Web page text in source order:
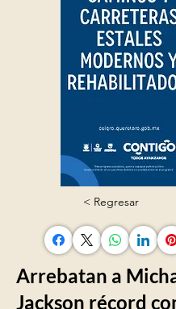
< Regresar
Arrebatan a
Jackson récord